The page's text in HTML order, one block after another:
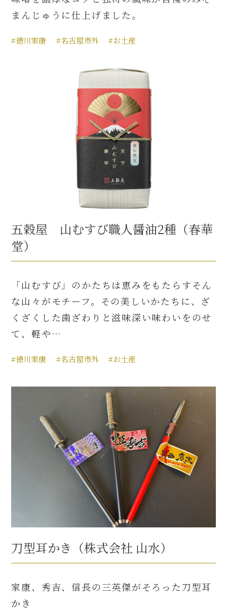
まんじゅうに仕上げました。
#徳川家康 #名古屋市外 #お土産
五穀屋 山むすび職人醤油2種（春華
堂）
「山むすび」のかたちは恵みをもたらすそん
な山々がモチーフ。その美しいかたちに、ざ
くざくした歯ざわりと滋味深い味わいをのせ
て、軽や…
#徳川家康 #名古屋市外 #お土産
刀型耳かき（株式会社 山水）
家康、秀吉、信長の三英傑がそろった刀型耳
かき